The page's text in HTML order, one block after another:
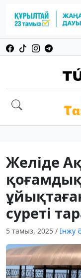
Желіде
суреті
5 тамыз, 2025 / Інжу